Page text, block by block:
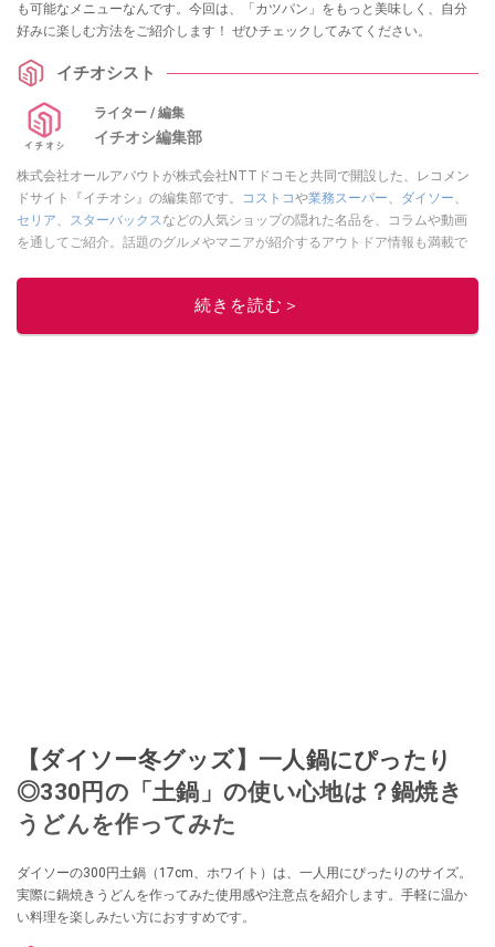
も可能なメニューなんです。今回は、「カツパン」をもっと美味しく、自分
好みに楽しむ方法をご紹介します！ ぜひチェックしてみてください。
イチオシスト
ライター / 編集
イチオシ編集部
株式会社オールアバウトが株式会社NTTドコモと共同で開設した、レコメン
ドサイト『イチオシ』の編集部です。
コストコや業務スーパー、 ダイソー、
セリア、 スターバックスなどの人気ショップの隠れた名品を、コラムや動画
を通してご紹介。話題のグルメやマニアが紹介するアウトドア情報も満載で
レビューしています。毎日トレンド情報をお届けしているので、ぜひ
してください！続きを読む＞
【ダイソー冬グッズ】一人鍋にぴったり
◎330円の「土鍋」の使い心地は？鍋焼き
うどんを作ってみた
ダイソーの300円土鍋（17cm、ホワイト）は、一人用にぴったりのサイズ。
実際に鍋焼きうどんを作ってみた使用感や注意点を紹介します。手軽に温か
い料理を楽しみたい方におすすめです。